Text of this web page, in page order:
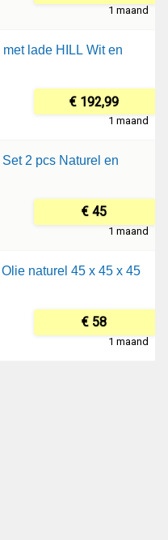
1 maand
lade HILL Wit en
€ 192,99
1 maand
2 pcs Naturel en
€ 45
1 maand
naturel 45 x 45 x 45
€ 58
1 maand